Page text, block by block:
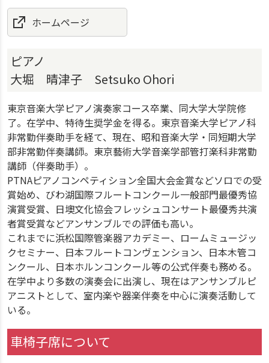
ホームページ
ピアノ
大堀 晴津子 Setsuko Ohori
東京音楽大学ピアノ演奏家コース卒業、同大学大学院修
了。在学中、特待生奨学金を得る。東京音楽大学ピアノ科
非常勤伴奏助手を経て、現在、昭和音楽大学・同短期大学
部非常勤伴奏講師。東京藝術大学音楽学部管打楽科非常勤
講師（伴奏助手）。
PTNAピアノコンペティション全国大会金賞などソロでの受
賞始め、びわ湖国際フルートコンクール一般部門最優秀協
演賞受賞、日墺文化協会フレッシュコンサート最優秀共演
者賞受賞などアンサンブルでの評価も高い。
これまでに浜松国際管楽器アカデミー、ロームミュージッ
クセミナー、日本フルートコンヴェンション、日本木管コ
ンクール、日本ホルンコンクール等の公式伴奏も務める。
在学中より多数の演奏会に出演し、現在はアンサンブルピ
アニストとして、室内楽や器楽伴奏を中心に演奏活動して
いる。
車椅子席について